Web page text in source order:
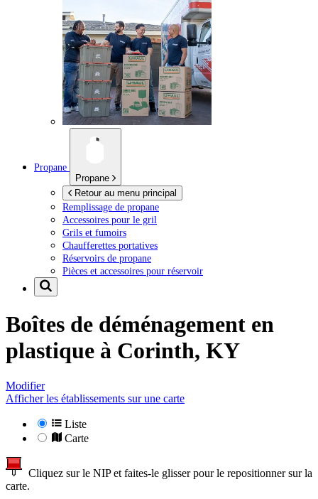
Propane
Propane
Retour au menu principal
Remplissage de propane
Accessoires pour le gril
Grils et fumoirs
Chaufferettes portatives
Réservoirs de propane
Pièces et accessoires pour réservoir
Boîtes de déménagement en
plastique à Corinth, KY
Modifier
Afficher les établissements sur une carte
Liste
Carte
Cliquez sur le NIP et faites-le glisser pour le repositionner sur la
carte.